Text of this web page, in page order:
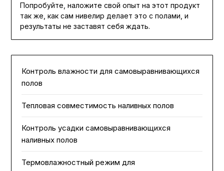
Попробуйте, наложите свой опыт на этот продукт
так же, как сам нивелир делает это с полами, и
результаты не заставят себя ждать.
Контроль влажности для самовыравнивающихся
полов
Тепловая совместимость наливных полов
Контроль усадки самовыравнивающихся
наливных полов
Термовлажностный режим для